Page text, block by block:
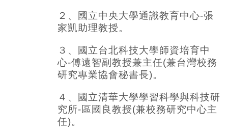
２、國立中央大學通識教育中心-張
家凱助理教授。
３、國立台北科技大學師資培育中
心-傅遠智副教授兼主任(兼台灣校務
研究專業協會秘書長)。
４、國立清華大學學習科學與科技研
究所-區國良教授(兼校務研究中心主
任)。